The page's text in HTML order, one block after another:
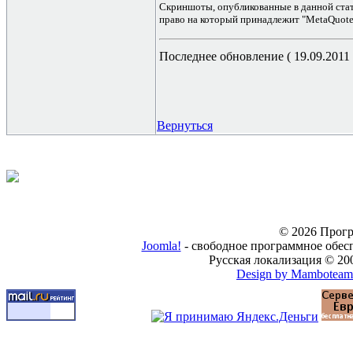
Скриншоты, опубликованные в данной
право на который принадлежит
Последнее обновление ( 19.09.2011
Вернуться
© 2026
Joomla! - свободное программное
Русская локализация ©
Design by